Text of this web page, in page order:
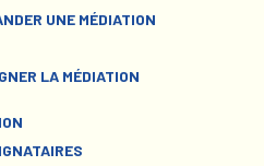
UNE MÉDIATION
LA MÉDIATION